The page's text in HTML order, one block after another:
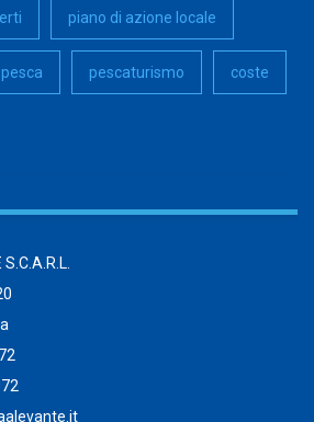
piano di azione locale
pesca pescaturismo coste